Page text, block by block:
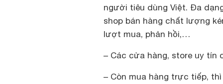
người tiêu dùng Việt. Đa
shop bán hàng chất lượng
lượt mua, phản hồi,…
– Các cửa hàng, store uy tín
– Còn mua hàng trực tiếp,